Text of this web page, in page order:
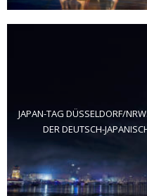
JAPAN-TAG DÜSSELDORF/
DER DEUTSCH-